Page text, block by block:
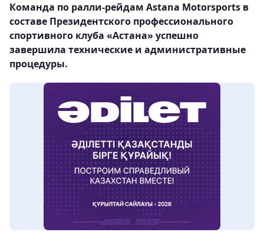
Команда по ралли-рейдам Astana Motorsports в
составе Президентского профессионального
спортивного клуба «Астана» успешно
завершила технические и административные
процедуры.